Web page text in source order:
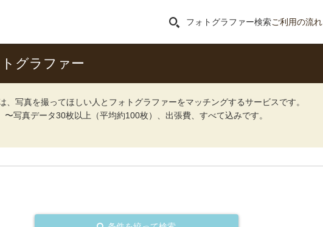
フォトグラファー検索ご利用の流れ
グラファー
、写真を撮ってほしい人とフォトグラファーをマッチングするサービスです。
写真データ30枚以上（平均約100枚）、出張費、すべて込みです。